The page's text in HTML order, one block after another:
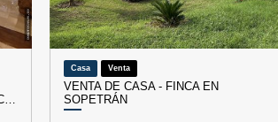
Casa Venta
VENTA DE CASA - FINCA EN
SOPETRÁN